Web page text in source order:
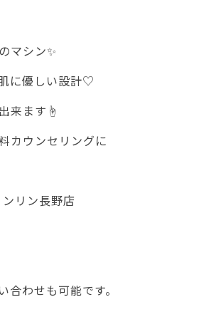
マシン✨
に優しい設計♡
来ます☝️
カウンセリングに
リン長野店
合わせも可能です。